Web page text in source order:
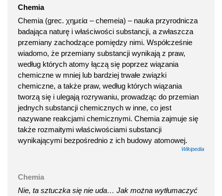
Chemia
Chemia (grec. χημεία – chemeia) – nauka przyrodnicza
badająca naturę i właściwości substancji, a zwłaszcza
przemiany zachodzące pomiędzy nimi. Współcześnie
wiadomo, że przemiany substancji wynikają z praw,
według których atomy łączą się poprzez wiązania
chemiczne w mniej lub bardziej trwałe związki
chemiczne, a także praw, według których wiązania
tworzą się i ulegają rozrywaniu, prowadząc do przemian
jednych substancji chemicznych w inne, co jest
nazywane reakcjami chemicznymi. Chemia zajmuje się
także rozmaitymi właściwościami substancji
wynikającymi bezpośrednio z ich budowy atomowej.
Wikipedia
Chemia
Nie, ta sztuczka się nie uda… Jak można wytłumaczyć